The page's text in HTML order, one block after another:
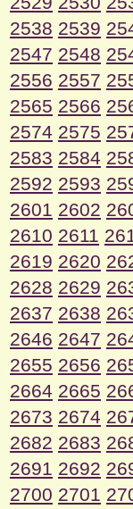
2538 2539
2547 2548
2556 2557
2565 2566
2574 2575
2583 2584
2592 2593
2601 2602
2610 2611
2619 2620
2628 2629
2637 2638
2646 2647
2655 2656
2664 2665
2673 2674
2682 2683
2691 2692
2700 2701